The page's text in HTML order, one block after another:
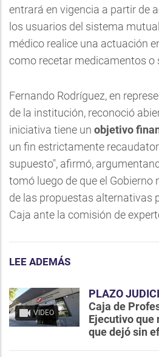
entrará en vigencia a partir de
los usuarios del sistema
médico realice una actuación
como recetar medicamentos o
Fernando Rodríguez, en
de la institución, reconoció
iniciativa tiene un objetivo
un fin estrictamente
supuesto", afirmó,
tomó luego de que el Gobierno
de las propuestas alternativas
Caja ante la comisión de
LEE ADEMÁS
VIDEO
PLAZO
Caja de
Ejecutivo
que dejó sin